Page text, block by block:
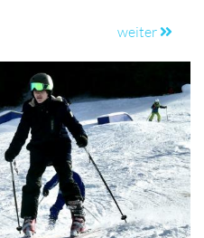
weiter